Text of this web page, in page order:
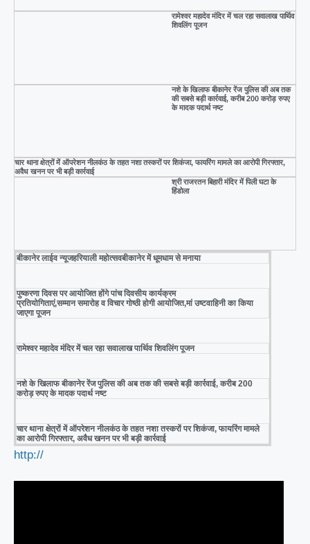
रामेश्वर महादेव मंदिर में चल रहा सवालाख पार्थिव
शिवलिंग पूजन
नशे के खिलाफ बीकानेर रेंज पुलिस की अब तक
की सबसे बड़ी कार्रवाई, करीब 200 करोड़ रुपए
के मादक पदार्थ नष्ट
चार थाना क्षेत्रों में ऑपरेशन नीलकंठ के तहत नशा तस्करों पर शिकंजा, फायरिंग मामले का आरोपी गिरफ्तार,
अवैध खनन पर भी बड़ी कार्रवाई
श्री राजरतन बिहारी मंदिर में पिली घटा के
हिंडोला
बीकानेर लाईव न्यूजहरियाली महोत्सवबीकानेर में धूमधाम से मनाया
पुष्करणा दिवस पर आयोजित होंगे पांच दिवसीय कार्यक्रम
प्रतियोगिताएं,सम्मान समारोह व विचार गोष्ठी होगी आयोजित,मां उष्टवाहिनी का किया
जाएगा पूजन
रामेश्वर महादेव मंदिर में चल रहा सवालाख पार्थिव शिवलिंग पूजन
नशे के खिलाफ बीकानेर रेंज पुलिस की अब तक की सबसे बड़ी कार्रवाई, करीब 200
करोड़ रुपए के मादक पदार्थ नष्ट
चार थाना क्षेत्रों में ऑपरेशन नीलकंठ के तहत नशा तस्करों पर शिकंजा, फायरिंग मामले
का आरोपी गिरफ्तार, अवैध खनन पर भी बड़ी कार्रवाई
http://